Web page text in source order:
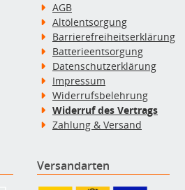
AGB
Altölentsorgung
Barrierefreiheitserklärung
Batterieentsorgung
Datenschutzerklärung
Impressum
Widerrufsbelehrung
Widerruf des Vertrags
Zahlung & Versand
Versandarten